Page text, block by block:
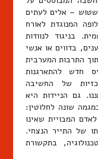
– אלים לעתים
המנוגדת לאורח
בניגוד לנוודות
בדווים או אנשי
התרבות המערבית
חדש להתארגנות
של החשיבה
גם הניידות היא
שונה לחלוטין:
המבויית שאינו
של התייר הנצחי.
בתקשורת